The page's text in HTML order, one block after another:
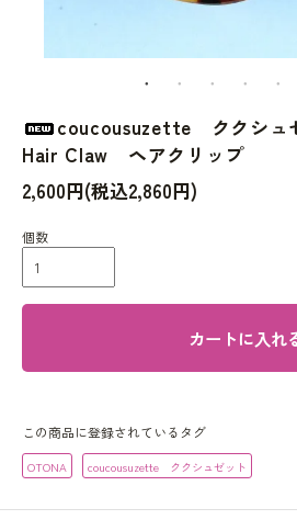
coucousuzette ククシ
Hair Claw ヘアクリップ
2,600円(税込2,860円)
個数
カートに入れ
この商品に登録されているタグ
OTONA coucousuzette ククシュゼット